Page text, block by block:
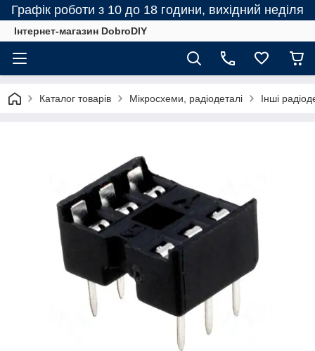
Графік роботи з 10 до 18 години, вихідний неділя
Інтернет-магазин DobroDIY
Каталог товарів Мікросхеми, радіодеталі Інші